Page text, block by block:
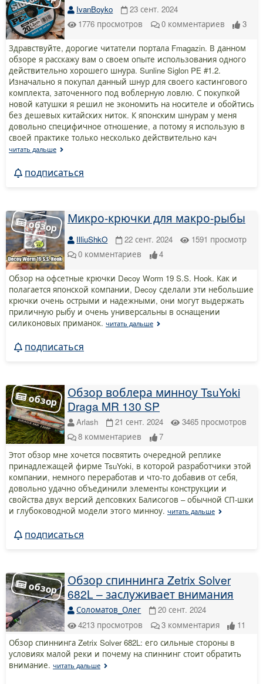
IvanBoyko
23 сент. 2024
1776 просмотров 0 комментариев 3
Здравствуйте, дорогие читатели портала Fmagazin. В данном
обзоре я расскажу вам о своем опыте использования одного
действительно хорошего шнура. Sunline Siglon PE #1.2.
Изначально я покупал данный шнур для своего кастингового
комплекта, заточенного под воблерную ловлю. С покупкой
новой катушки я решил не экономить на носителе и обойтись
без дешевых китайских ниток. К японским шнурам у меня
довольно специфичное отношение, а потому я использую в
своей практике только несколько действительно кач
читать дальше
подписаться
Микро-крючки для макро-рыбы
IlliuShkO 22 сент. 2024 1591 просмотр
0 комментариев 4
Обзор на офсетные крючки Decoy Worm 19 S.S. Hook. Как и
полагается японской компании, Decoy сделали эти небольшие
крючки очень острыми и надежными, они могут выдержать
приличную рыбу и очень универсальны в оснащении
силиконовых приманок. читать дальше
подписаться
Обзор воблера минноу TsuYoki
Draga MR 130 SP
Arlash 21 сент. 2024 3465 просмотров
8 комментариев
7
Этот обзор мне хочется посвятить очередной реплике
принадлежащей фирме TsuYoki, в которой разработчики этой
компании, немного переработав и что-то добавив от себя,
довольно удачно объединили элементы конструкции и
свойства двух версий депсовких Балисогов – обычной СП-шки
и глубоководной модели этого минноу. читать дальше
подписаться
Обзор спиннинга Zetrix Solver
682L – заслуживает внимания
Соломатов_Олег
20 сент. 2024
4213 просмотров 3 комментария
11
Обзор спиннинга Zetrix Solver 682L: его сильные стороны в
условиях малой реки и почему на спиннинг стоит обратить
внимание. читать дальше